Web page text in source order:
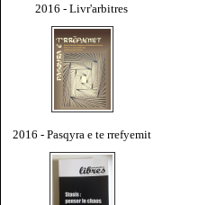
2016 - Livr'arbitres
2016 - Pasqyra e te rrefyemit